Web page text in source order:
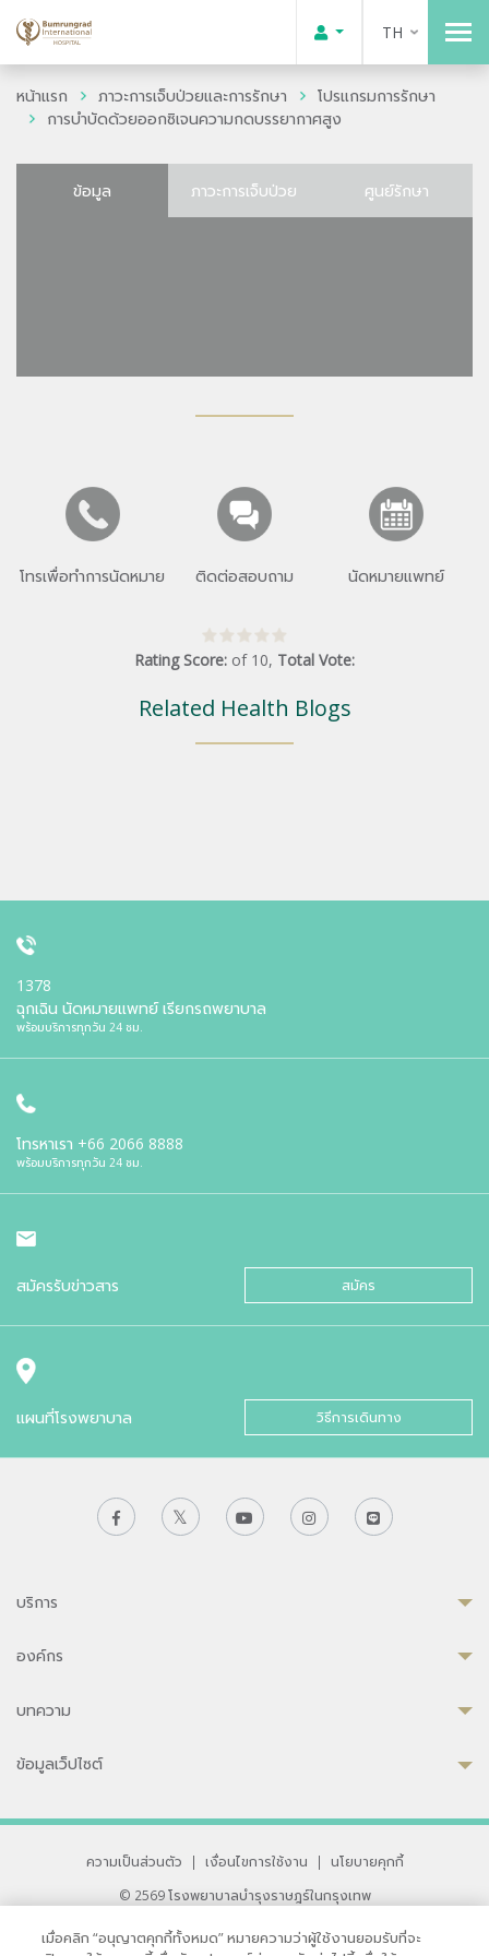
TH
หน้าแรก ภาวะการเจ็บป่วยและการรักษา
โปรแกรมการรักษา
การบำบัดด้วยออกซิเจนความกดบรรยากาศสูง
ข้อมูล ภาวะการเจ็บป่วย ศูนย์รักษา
โทรเพื่อทำการนัดหมาย ติดต่อสอบถาม นัดหมายแพทย์
Rating Score: of 10, Total Vote:
Related Health Blogs
1378
ฉุกเฉิน นัดหมายแพทย์ เรียกรถพยาบาล
พร้อมบริการทุกวัน 24 ชม.
โทรหาเรา +66 2066 8888
พร้อมบริการทุกวัน 24 ชม.
สมัครรับข่าวสาร สมัคร
แผนที่โรงพยาบาล วิธีการเดินทาง
บริการ
องค์กร
บทความ
ข้อมูลเว็ปไซต์
ความเป็นส่วนตัว | เงื่อนไขการใช้งาน |
นโยบายคุกกี้
© 2569 โรงพยาบาลบำรุงราษฎร์ในกรุงเทพ
เมื่อคลิก “อนุญาตคุกกี้ทั้งหมด” หมายความว่าผู้ใช้งานยอมรับที่จะ